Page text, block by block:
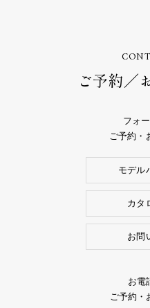
ご予約／
フォ
ご予約・
モデル
カタ
お問
お電
ご予約・